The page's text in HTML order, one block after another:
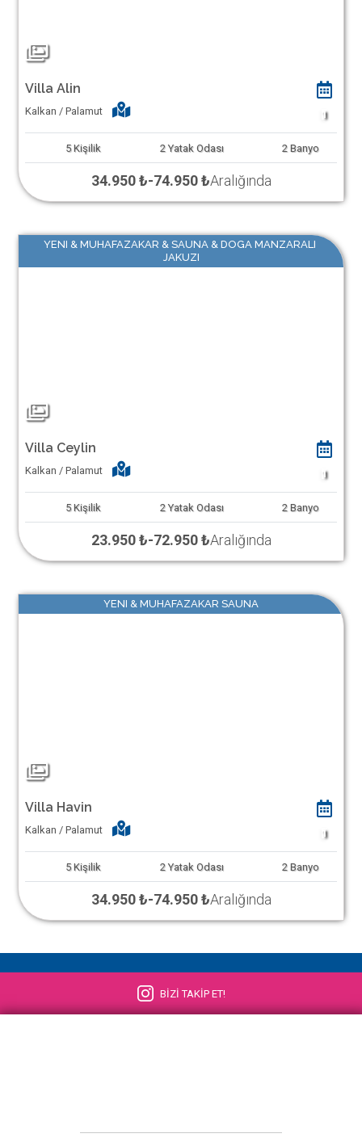
Villa Alin
Kalkan / Palamut 1
5 Kişilik 2 Yatak Odası 2 Banyo
34.950 ₺-74.950 ₺Aralığında
YENI & MUHAFAZAKAR & SAUNA & DOGA MANZARALI
JAKUZI
Villa Ceylin
Kalkan / Palamut 1
5 Kişilik 2 Yatak Odası 2 Banyo
23.950 ₺-72.950 ₺Aralığında
YENI & MUHAFAZAKAR SAUNA
Villa Havin
Kalkan / Palamut 1
5 Kişilik 2 Yatak Odası 2 Banyo
34.950 ₺-74.950 ₺Aralığında
BİZİ TAKİP ET!